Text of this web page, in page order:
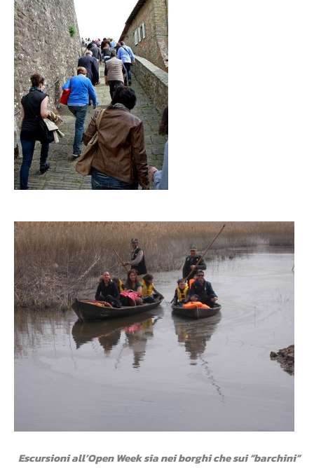
Escursioni all’Open Week sia nei borghi che sui “barchini”